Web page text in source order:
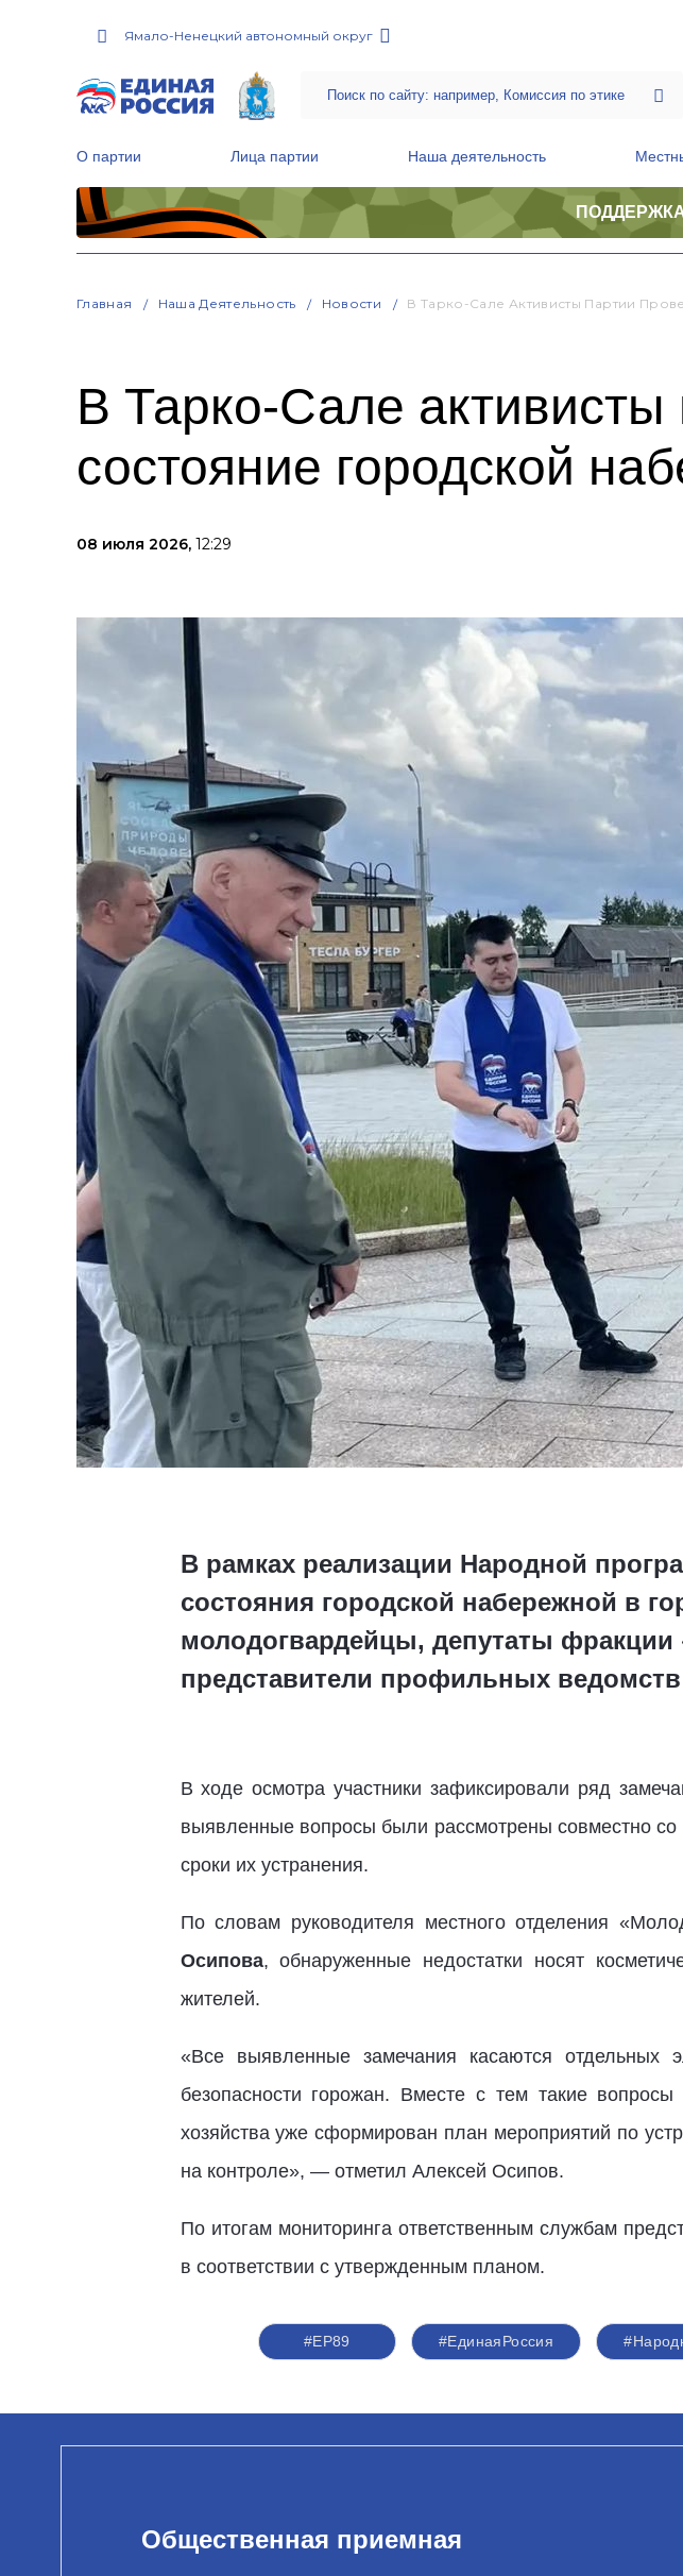
Ямало-Ненецкий автономный округ
О партии Лица партии Наша деятельность
Главная Наша Деятельность Новости В Тарко-Сале Активисты Партии
В Тарко-Сале активисты
состояние городской
08 июля 2026, 12:29
В рамках реализации Народной
состояния городской набережной в
молодогвардейцы, депутаты
представители профильных ведомств
В ходе осмотра участники зафиксировали ряд
выявленные вопросы были рассмотрены совместно
сроки их устранения.
По словам руководителя местного отделения
Осипова, обнаруженные недостатки носят
жителей.
«Все выявленные замечания касаются отдельных
безопасности горожан. Вместе с тем такие
хозяйства уже сформирован план мероприятий по
на контроле», — отметил Алексей Осипов.
По итогам мониторинга ответственным службам
в соответствии с утвержденным планом.
#ЕР89 #ЕдинаяРоссия
Общественная приемная